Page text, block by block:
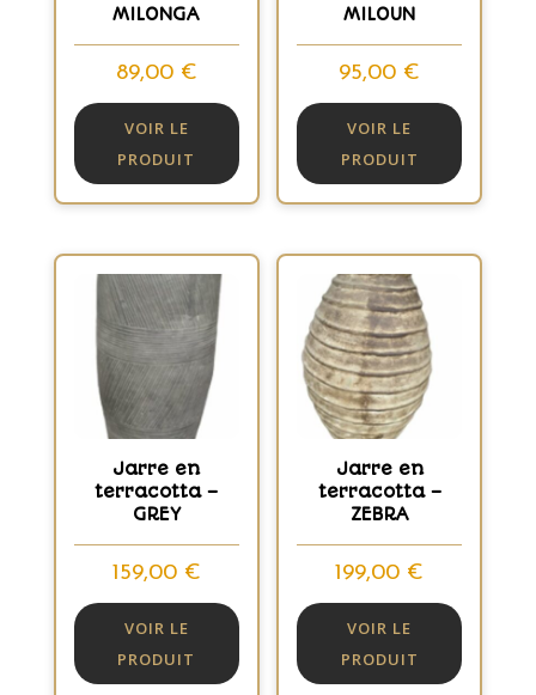
MILONGA
89,00 €
VOIR LE
PRODUIT
MILOUN
95,00 €
VOIR LE
PRODUIT
Jarre en
terracotta –
GREY
159,00 €
VOIR LE
PRODUIT
Jarre en
terracotta –
ZEBRA
199,00 €
VOIR LE
PRODUIT